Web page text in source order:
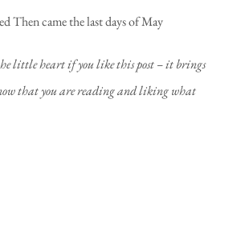
little heart if you like this post – it brings
that you are reading and liking what